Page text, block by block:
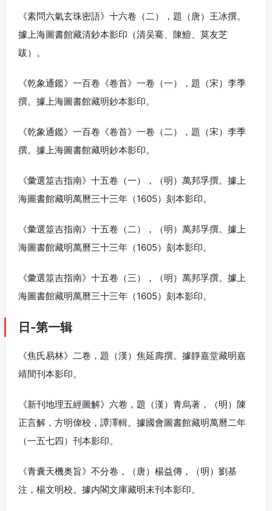
《素問六氣玄珠密語》十六卷（二），題（唐）王冰撰。
據上海圖書館藏清鈔本影印（清吴騫、陳鱣、莫友芝
跋）。
《乾象通鑑》一百卷《卷首》一卷（一），題（宋）李季
撰。據上海圖書館藏明鈔本影印。
《乾象通鑑》一百卷《卷首》一卷（二），題（宋）李季
撰。據上海圖書館藏明鈔本影印。
《彙選筮吉指南》十五卷（一），（明）萬邦孚撰。據上
海圖書館藏明萬曆三十三年（1605）刻本影印。
《彙選筮吉指南》十五卷（二），（明）萬邦孚撰。據上
海圖書館藏明萬曆三十三年（1605）刻本影印。
《彙選筮吉指南》十五卷（三），（明）萬邦孚撰。據上
海圖書館藏明萬曆三十三年（1605）刻本影印。
日-第一辑
《焦氏易林》二卷，題（漢）焦延壽撰。據靜嘉堂藏明嘉
靖間刊本影印。
《新刊地理五經圖解》六卷，題（漢）青烏著，（明）陳
正言解，方明偉校，譚澤輯。據國會圖書館藏明萬曆二年
（一五七四）刊本影印。
《青囊天機奥旨》不分卷，（唐）楊益傳，（明）劉基
注，楊文明校。據内閣文庫藏明末刊本影印。